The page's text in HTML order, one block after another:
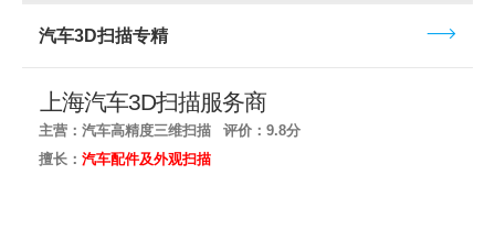
上海汽车3D扫描服务商
汽车3D扫描专精
主营：汽车高精度三维扫描
评价：9.8分
擅长： 汽车配件及外观扫描